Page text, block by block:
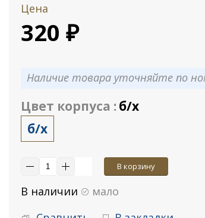
Цена
320 ₽
Наличие товара уточняйте по
Цвет корпуса : б/х
б/х
В корзину
В наличии
мало